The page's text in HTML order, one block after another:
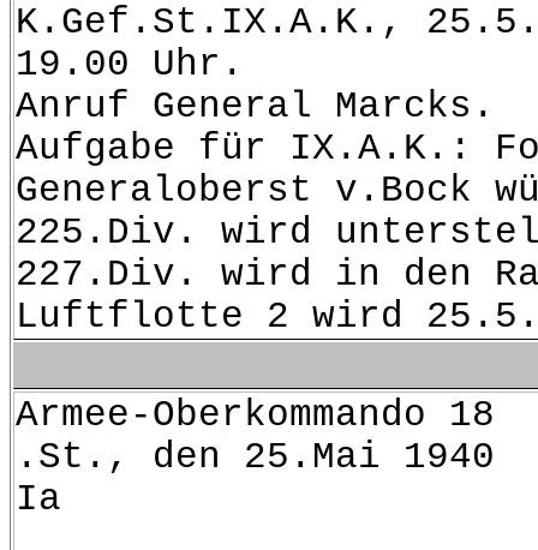
K.Gef.St.IX.A.K.,
19.00 Uhr.
Anruf General Marcks.
Aufgabe für IX.A.K.:
Generaloberst v.Bock
225.Div. wird
227.Div. wird in den
Luftflotte 2 wird 25.5.
.St., den 25.Mai 1940
Ia